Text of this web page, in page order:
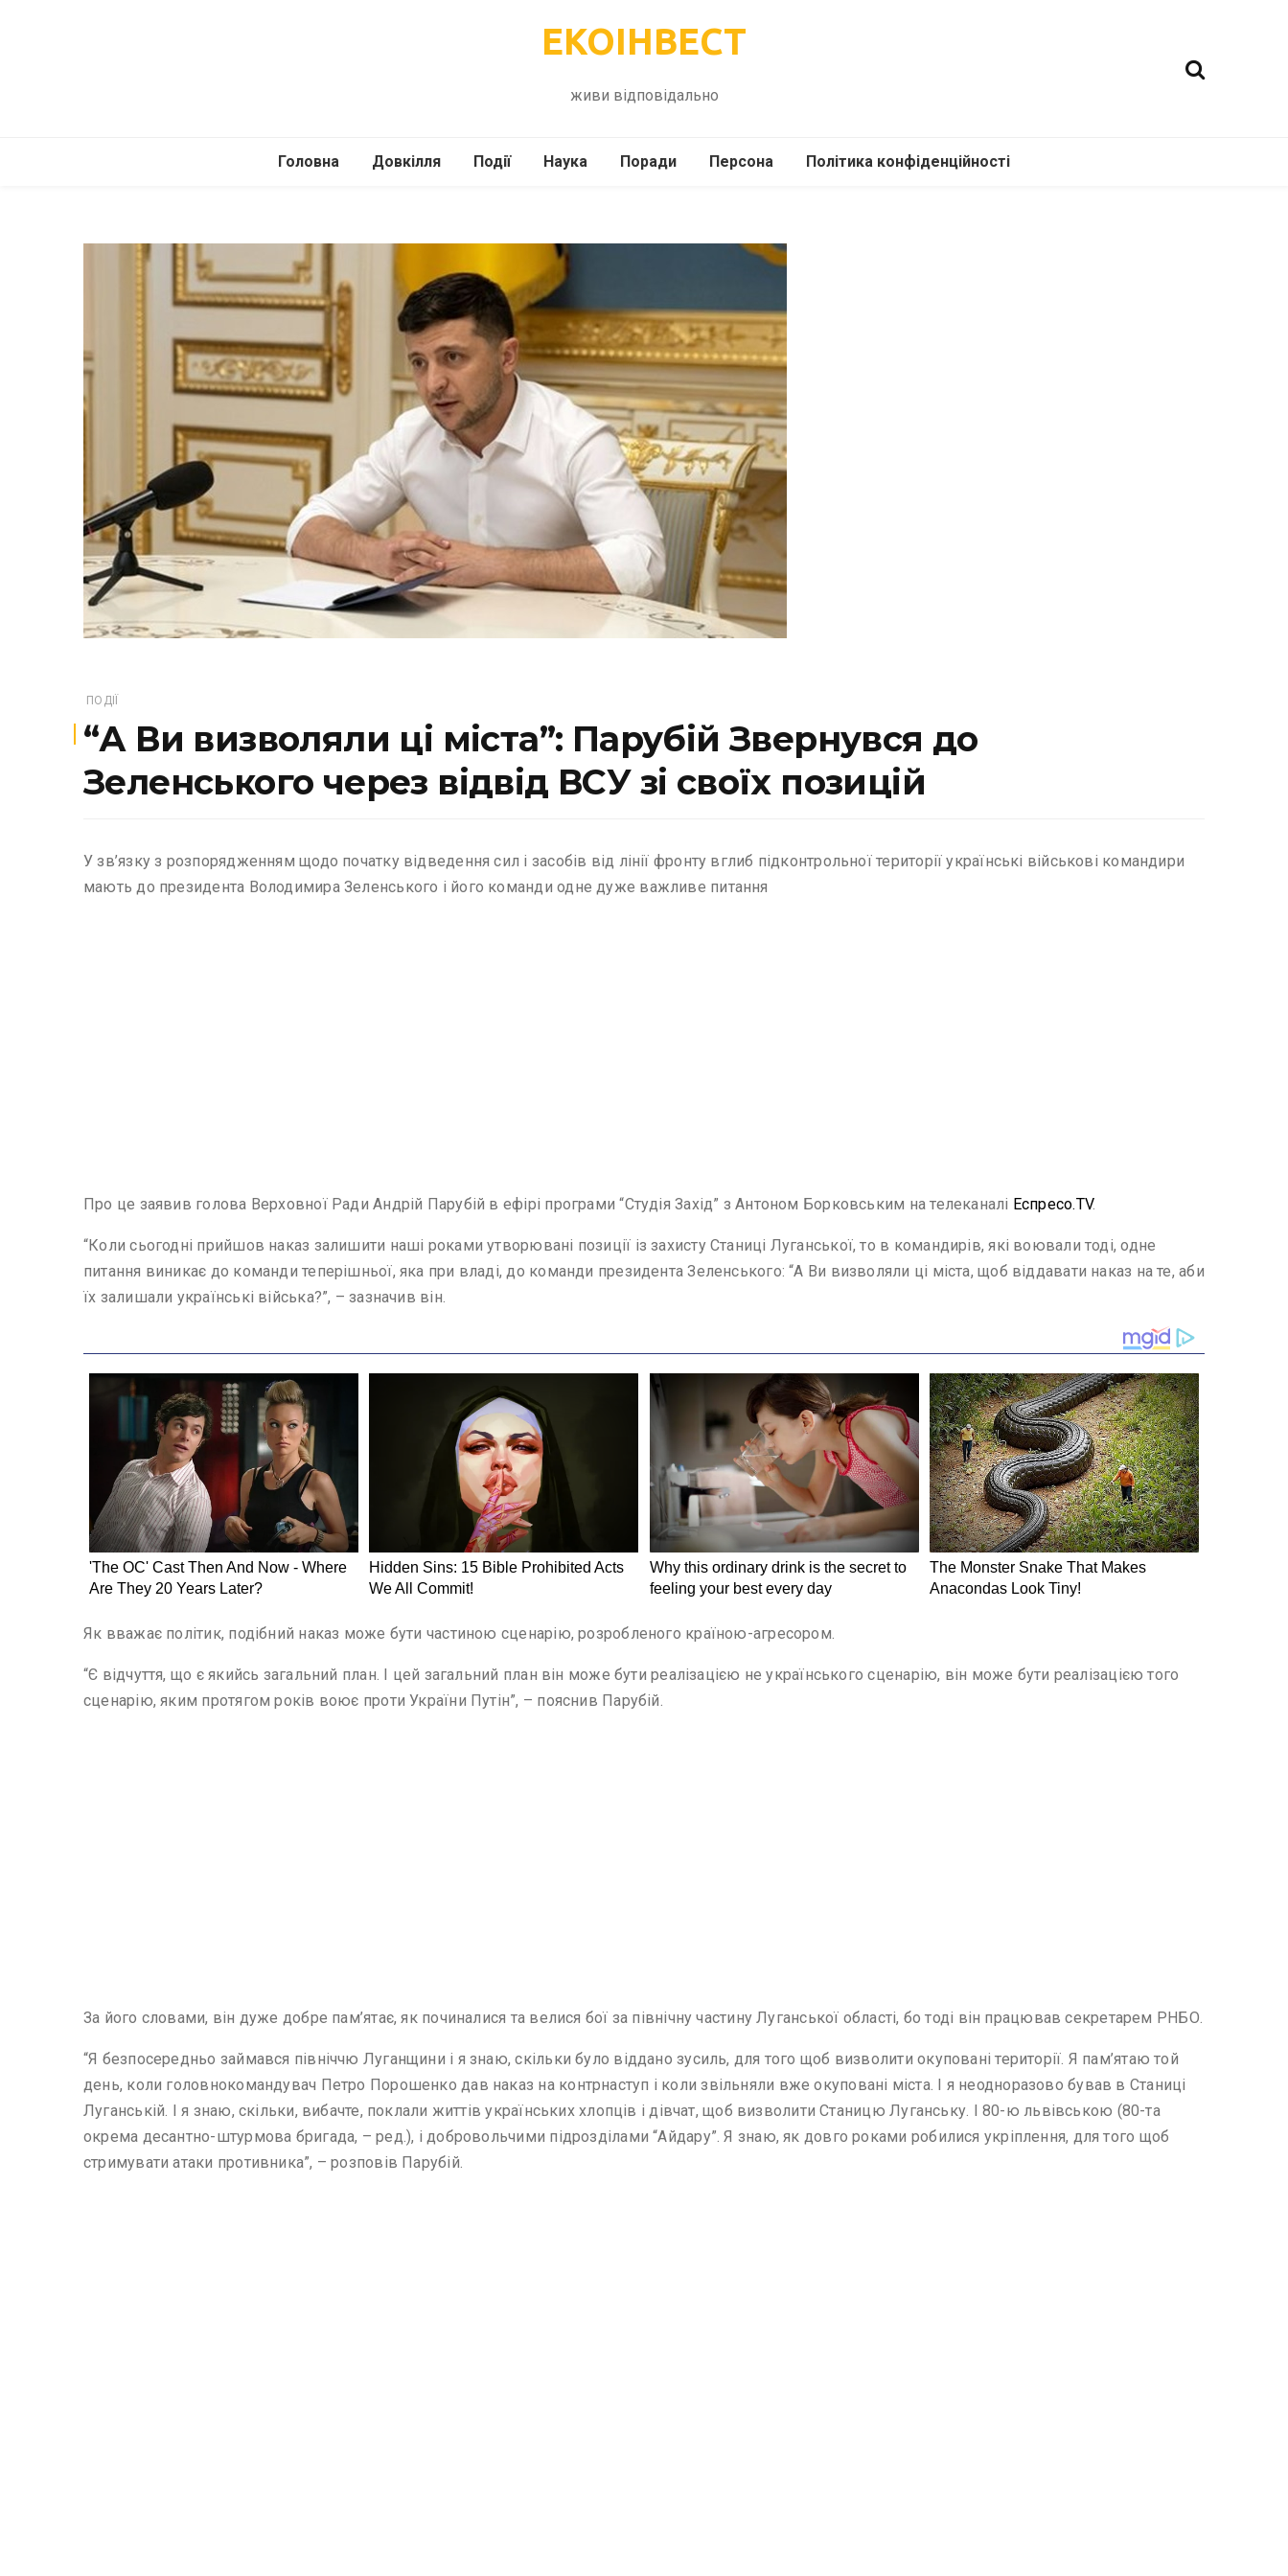
ЕКОІНВЕСТ
живи відповідально
Головна Довкілля
Подорожі
Події
Інше
Наука
Психологія
Технології
Поради
Здоров’я
Персона Політика конфіденційності
ПОДІЇ
“А Ви визволяли ці міста”: Парубій Звернувся до
Зеленського через відвід ВСУ зі своїх позицій
У зв’язку з розпорядженням щодо початку відведення сил і засобів від лінії фронту вглиб підконтрольної території українські військові командири
мають до президента Володимира Зеленського і його команди одне дуже важливе питання
Про це заявив голова Верховної Ради Андрій Парубій в ефірі програми “Студія Захід” з Антоном Борковським на телеканалі Еспресо.TV.
“Коли сьогодні прийшов наказ залишити наші роками утворювані позиції із захисту Станиці Луганської, то в командирів, які воювали тоді, одне
питання виникає до команди теперішньої, яка при владі, до команди президента Зеленського: “А Ви визволяли ці міста, щоб віддавати наказ на те, аби
їх залишали українські війська?”, – зазначив він.
Як вважає політик, подібний наказ може бути частиною сценарію, розробленого країною-агресором.
“Є відчуття, що є якийсь загальний план. І цей загальний план він може бути реалізацією не українського сценарію, він може бути реалізацією того
сценарію, яким протягом років воює проти України Путін”, – пояснив Парубій.
За його словами, він дуже добре пам’ятає, як починалися та велися бої за північну частину Луганської області, бо тоді він працював секретарем РНБО.
“Я безпосередньо займався північчю Луганщини і я знаю, скільки було віддано зусиль, для того щоб визволити окуповані території. Я пам’ятаю той
день, коли головнокомандувач Петро Порошенко дав наказ на контрнаступ і коли звільняли вже окуповані міста. І я неодноразово бував в Станиці
Луганській. І я знаю, скільки, вибачте, поклали життів українських хлопців і дівчат, щоб визволити Станицю Луганську. І 80-ю львівською (80-та
окрема десантно-штурмова бригада, – ред.), і добровольчими підрозділами “Айдару”. Я знаю, як довго роками робилися укріплення, для того щоб
стримувати атаки противника”, – розповів Парубій.